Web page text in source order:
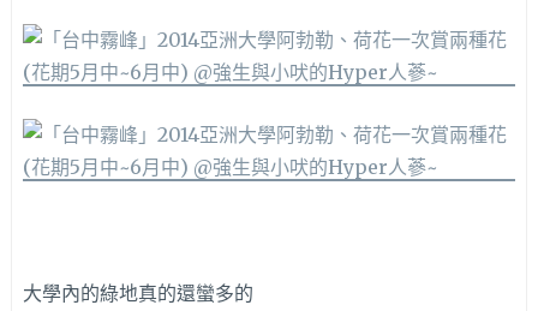
大學內的綠地真的還蠻多的